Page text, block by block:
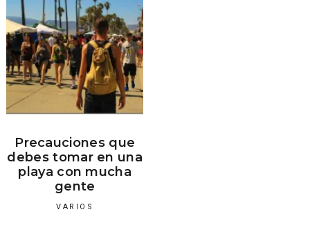
Precauciones que
debes tomar en una
playa con mucha
gente
VARIOS